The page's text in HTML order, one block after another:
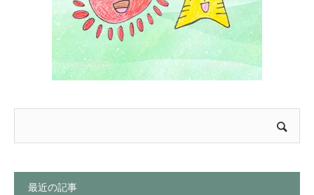
最近の記事